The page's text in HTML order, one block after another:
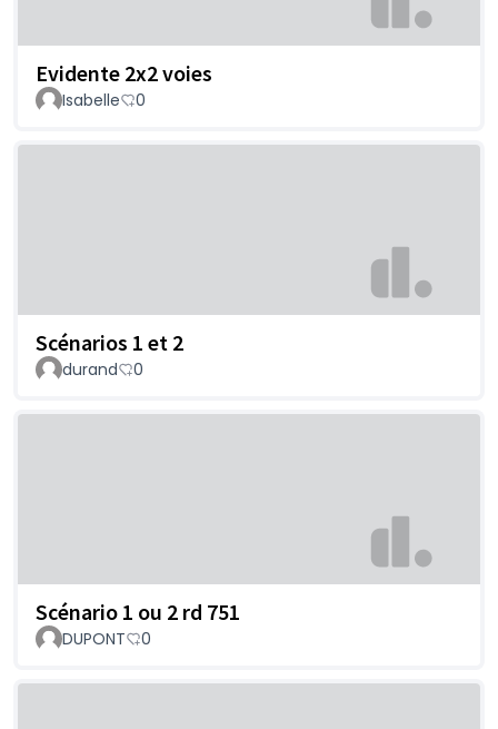
Evidente 2x2 voies
Isabelle 0
Scénarios 1 et 2
durand 0
Scénario 1 ou 2 rd 751
DUPONT 0